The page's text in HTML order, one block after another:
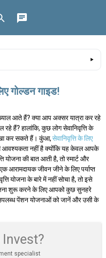
गोल्डन गाइड!
आते हैं? क्या आप अक्सर यात्रा कर रहे
हैं? हालांकि, कुछ लोग सेवानिवृत्ति के
कर सकते हैं। कुंआ,सेवानिवृत्ति के लिए
आवश्यकता नहीं है क्योंकि यह केवल आपके
योजना की बात आती है, तो स्मार्ट और
आरामदायक जीवन जीने के लिए पर्याप्त
योजना के बारे में नहीं सोचा है, तो इसे
शुरू करने के लिए आपको कुछ सुनहरे
उपलब्ध पेंशन योजनाओं को जानें और उसी के
Invest?
specialist